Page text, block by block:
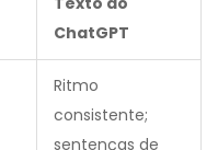
ChatGPT
Ritmo
consistente;
sentenças de